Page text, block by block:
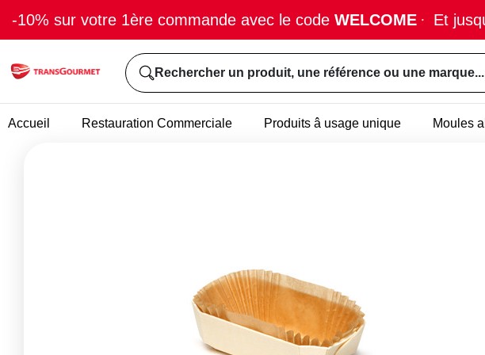
-10% sur votre 1ère commande avec le code WELCOME · Et
Rechercher un produit, une référence ou une marque...
Accueil Restauration Commerciale Produits â usage unique Moules